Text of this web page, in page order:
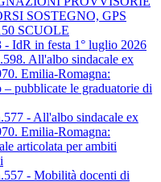
SOSTEGNO, GPS
SCUOLE
- IdR in festa 1° luglio 2026
All'albo sindacale ex
Emilia-Romagna:
pubblicate le graduatorie di
- All'albo sindacale ex
Emilia-Romagna:
articolata per ambiti
- Mobilità docenti di